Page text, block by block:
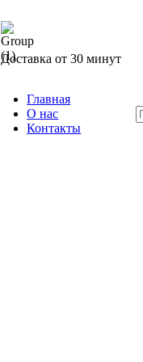
Доставка от 30 минут
Главная
О нас
Контакты